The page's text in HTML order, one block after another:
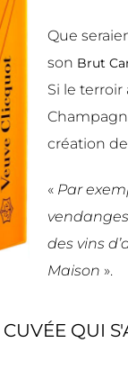
Que
son Brut
Si le
création
« Par
des vins
Maison ».
QUI